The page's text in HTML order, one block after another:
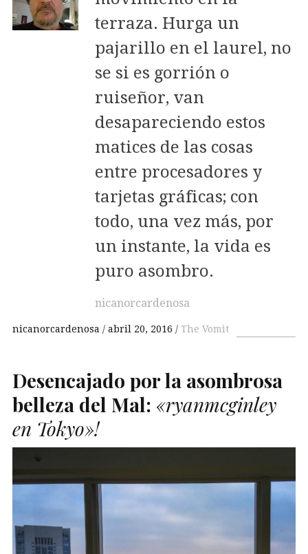
terraza. Hurga un
pajarillo en el laurel, no
se si es gorrión o
ruiseñor, van
desapareciendo estos
matices de las cosas
entre procesadores y
tarjetas gráficas; con
todo, una vez más, por
un instante, la vida es
puro asombro.
nicanorcardenosa
nicanorcardenosa abril 20, 2016 The Vomit
Desencajado por la asombrosa
belleza del Mal: «ryanmcginley
en Tokyo»!